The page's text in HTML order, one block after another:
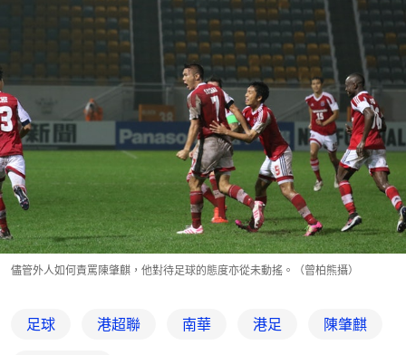
儘管外人如何責罵陳肇麒，他對待足球的態度亦從未動搖。（曾柏熊攝）
足球 港超聯 南華 港足 陳肇麒